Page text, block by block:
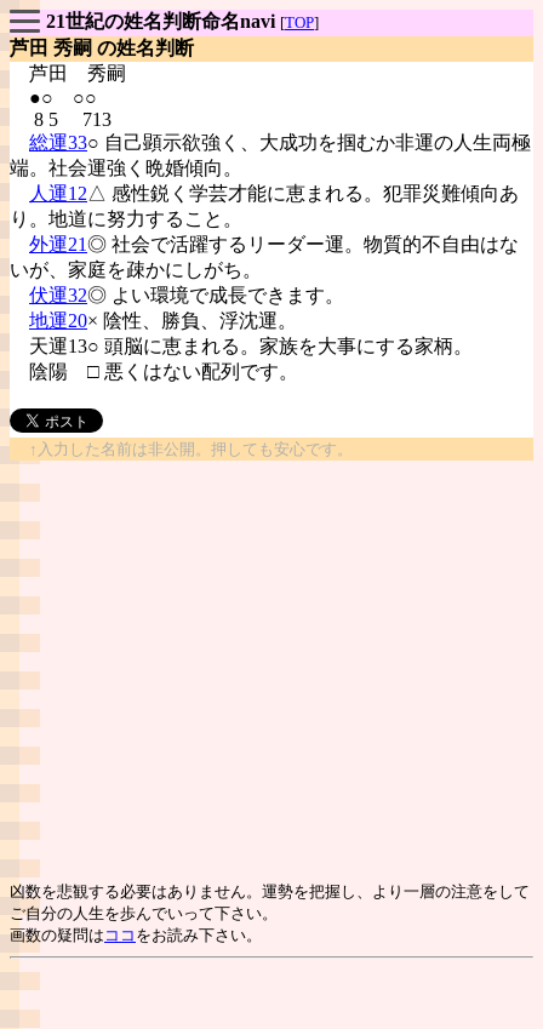
21世紀の姓名判断命名navi [TOP]
芦田 秀嗣 の姓名判断
芦田 秀嗣
●○ ○○
8 5 713
総運33○ 自己顕示欲強く、大成功を掴むか非運の人生両極
端。社会運強く晩婚傾向。
人運12△ 感性鋭く学芸才能に恵まれる。犯罪災難傾向あ
り。地道に努力すること。
外運21◎ 社会で活躍するリーダー運。物質的不自由はな
いが、家庭を疎かにしがち。
伏運32◎ よい環境で成長できます。
地運20× 陰性、勝負、浮沈運。
天運13○ 頭脳に恵まれる。家族を大事にする家柄。
陰陽 □ 悪くはない配列です。
↑入力した名前は非公開。押しても安心です。
凶数を悲観する必要はありません。運勢を把握し、より一層の注意をして
ご自分の人生を歩んでいって下さい。
画数の疑問は ココ をお読み下さい。